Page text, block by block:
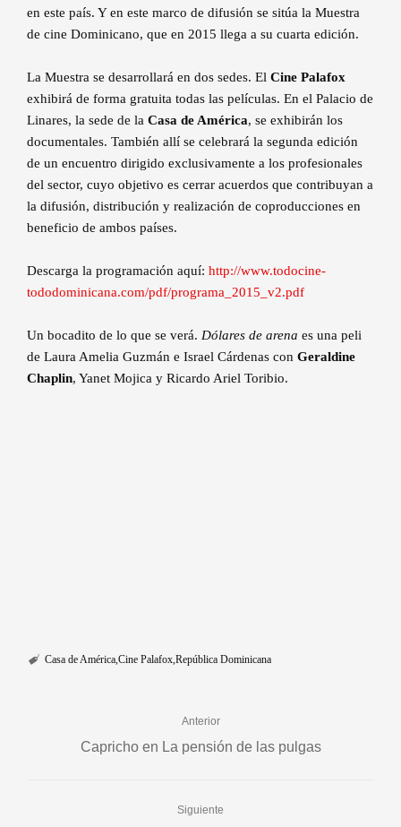
en este país. Y en este marco de difusión se sitúa la Muestra
de cine Dominicano, que en 2015 llega a su cuarta edición.
La Muestra se desarrollará en dos sedes. El Cine Palafox
exhibirá de forma gratuita todas las películas. En el Palacio de
Linares, la sede de la Casa de América, se exhibirán los
documentales. También allí se celebrará la segunda edición
de un encuentro dirigido exclusivamente a los profesionales
del sector, cuyo objetivo es cerrar acuerdos que contribuyan a
la difusión, distribución y realización de coproducciones en
beneficio de ambos países.
Descarga la programación aquí: http://www.todocine-
tododominicana.com/pdf/programa_2015_v2.pdf
Un bocadito de lo que se verá. Dólares de arena es una peli
de Laura Amelia Guzmán e Israel Cárdenas con Geraldine
Chaplin, Yanet Mojica y Ricardo Ariel Toribio.
Casa de América Cine Palafox República Dominicana
Anterior
Capricho en La pensión de las pulgas
Siguiente